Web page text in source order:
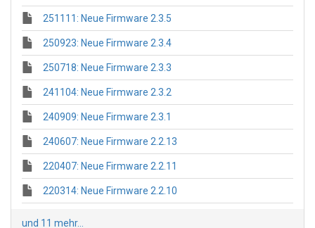
251111: Neue Firmware 2.3.5
250923: Neue Firmware 2.3.4
250718: Neue Firmware 2.3.3
241104: Neue Firmware 2.3.2
240909: Neue Firmware 2.3.1
240607: Neue Firmware 2.2.13
220407: Neue Firmware 2.2.11
220314: Neue Firmware 2.2.10
und 11 mehr...